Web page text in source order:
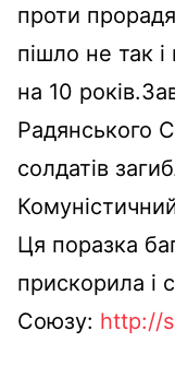
проти
пішло не так
на 10
Радянського
солдатів
Ця поразка
прискорила і
Союзу: http://